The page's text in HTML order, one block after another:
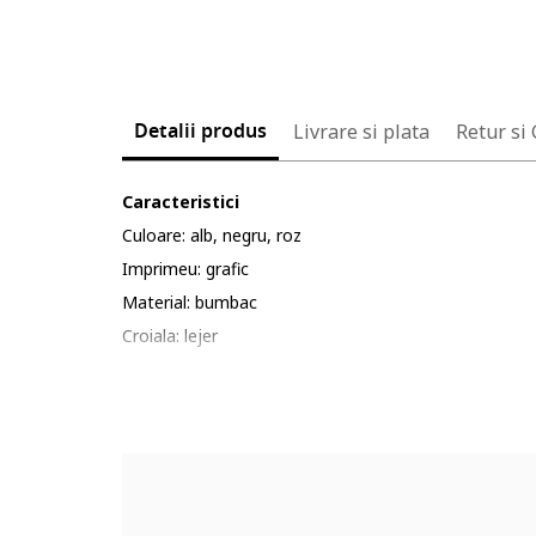
Detalii produs Livrare si plata Retur si
Caracteristici
Culoare: alb, negru, roz
Imprimeu: grafic
Material: bumbac
Croiala: lejer